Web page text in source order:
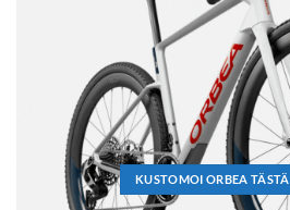
KUSTOMOI ORBEA TÄSTÄ